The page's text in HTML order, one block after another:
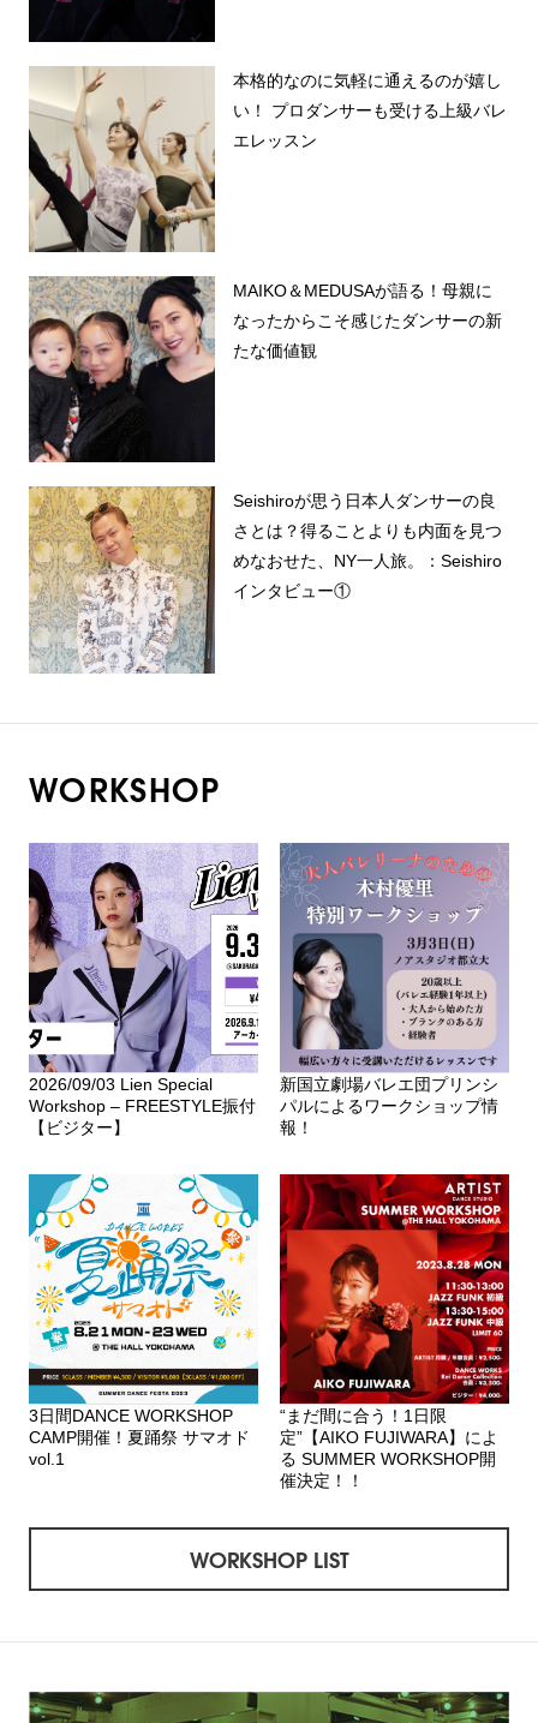
本格的なのに気軽に通えるのが嬉し
い！ プロダンサーも受ける上級バレ
エレッスン
MAIKO＆MEDUSAが語る！母親に
なったからこそ感じたダンサーの新
たな価値観
Seishiroが思う日本人ダンサーの良
さとは？得ることよりも内面を見つ
めなおせた、NY一人旅。：Seishiro
インタビュー①
WORKSHOP
2026/09/03 Lien Special
Workshop – FREESTYLE振付
【ビジター】
新国立劇場バレエ団プリンシ
パルによるワークショップ情
報！
3日間DANCE WORKSHOP
CAMP開催！夏踊祭 サマオド
vol.1
“まだ間に合う！1日限
定”【AIKO FUJIWARA】によ
る SUMMER WORKSHOP開
催決定！！
WORKSHOP LIST